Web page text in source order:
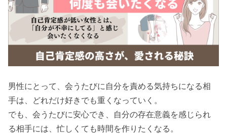
男性にとって、会うたびに自分を責める気持ちになる相
手は、どれだけ好きでも重くなっていく。
でも、会うたびに安心でき、自分の存在意義を感じられ
る相手には、忙しくても時間を作りたくなる。